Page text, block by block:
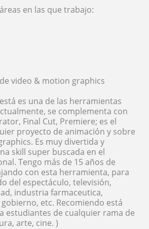
en las que trabajo:
video & motion graphics
es una de las herramientas
se complementa con
Final Cut, Premiere; es el
proyecto de animación y sobre
Es muy divertida y
skill super buscada en el
Tengo más de 15 años de
con esta herramienta, para
del espectáculo, televisión,
industria farmaceutica,
etc. Recomiendo está
estudiantes de cualquier rama de
arte, cine. )